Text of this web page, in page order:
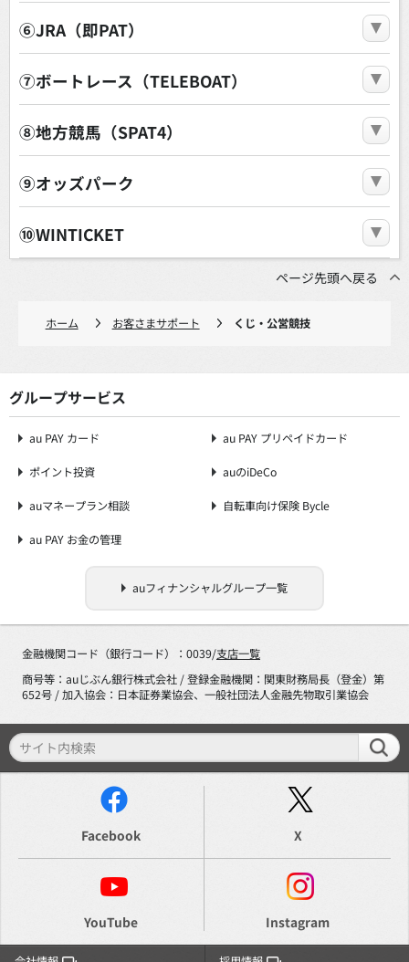
⑥JRA（即PAT）
⑦ボートレース（TELEBOAT）
⑧地方競馬（SPAT4）
⑨オッズパーク
⑩WINTICKET
ページ先頭へ戻る
ホーム お客さまサポート くじ・公営競技
グループサービス
au PAY カード au PAY プリペイドカード
ポイント投資 auのiDeCo
auマネープラン相談 自転車向け保険 Bycle
au PAY お金の管理
auフィナンシャルグループ一覧
金融機関コード（銀行コード）：0039/支店一覧
商号等：auじぶん銀行株式会社 / 登録金融機関：関東財務局長（登金）第
652号 / 加入協会：日本証券業協会、一般社団法人金融先物取引業協会
Facebook X
YouTube Instagram